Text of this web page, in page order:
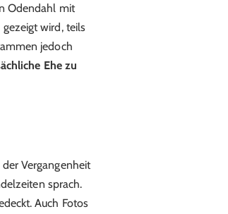
Odendahl mit
wird, teils
jedoch
Ehe zu
Vergangenheit
sprach.
Auch Fotos